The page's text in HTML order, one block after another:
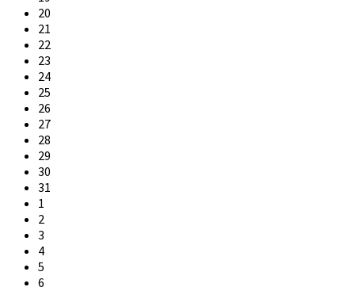
20
21
22
23
24
25
26
27
28
29
30
31
1
2
3
4
5
6